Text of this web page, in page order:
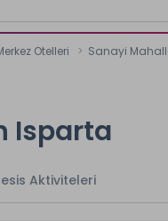
Otelleri Sanayi
Isparta
Aktiviteleri